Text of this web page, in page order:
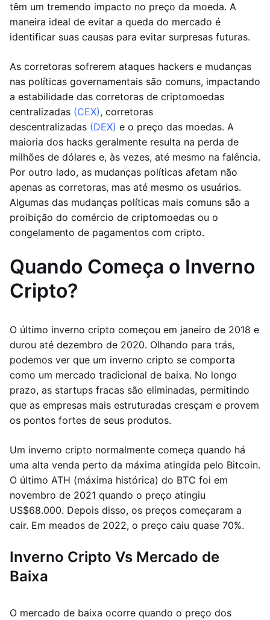
têm um tremendo impacto no preço da moeda. A
maneira ideal de evitar a queda do mercado é
identificar suas causas para evitar surpresas futuras.
As corretoras sofrerem ataques hackers e mudanças
nas políticas governamentais são comuns, impactando
a estabilidade das corretoras de criptomoedas
centralizadas (CEX), corretoras
descentralizadas (DEX) e o preço das moedas. A
maioria dos hacks geralmente resulta na perda de
milhões de dólares e, às vezes, até mesmo na falência.
Por outro lado, as mudanças políticas afetam não
apenas as corretoras, mas até mesmo os usuários.
Algumas das mudanças políticas mais comuns são a
proibição do comércio de criptomoedas ou o
congelamento de pagamentos com cripto.
Quando Começa o Inverno
Cripto?
O último inverno cripto começou em janeiro de 2018 e
durou até dezembro de 2020. Olhando para trás,
podemos ver que um inverno cripto se comporta
como um mercado tradicional de baixa. No longo
prazo, as startups fracas são eliminadas, permitindo
que as empresas mais estruturadas cresçam e provem
os pontos fortes de seus produtos.
Um inverno cripto normalmente começa quando há
uma alta venda perto da máxima atingida pelo Bitcoin.
O último ATH (máxima histórica) do BTC foi em
novembro de 2021 quando o preço atingiu
US$68.000. Depois disso, os preços começaram a
cair. Em meados de 2022, o preço caiu quase 70%.
Inverno Cripto Vs Mercado de
Baixa
O mercado de baixa ocorre quando o preço dos